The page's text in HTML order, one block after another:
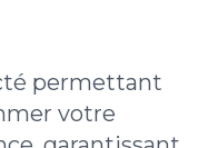
permettant
votre